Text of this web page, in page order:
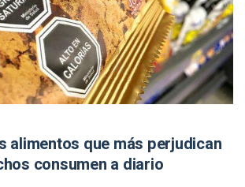
alimentos que más perjudican
consumen a diario